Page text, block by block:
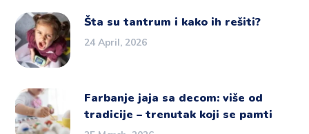
Šta su tantrum i kako ih rešiti?
24 April, 2026
Farbanje jaja sa decom: više od
tradicije – trenutak koji se pamti